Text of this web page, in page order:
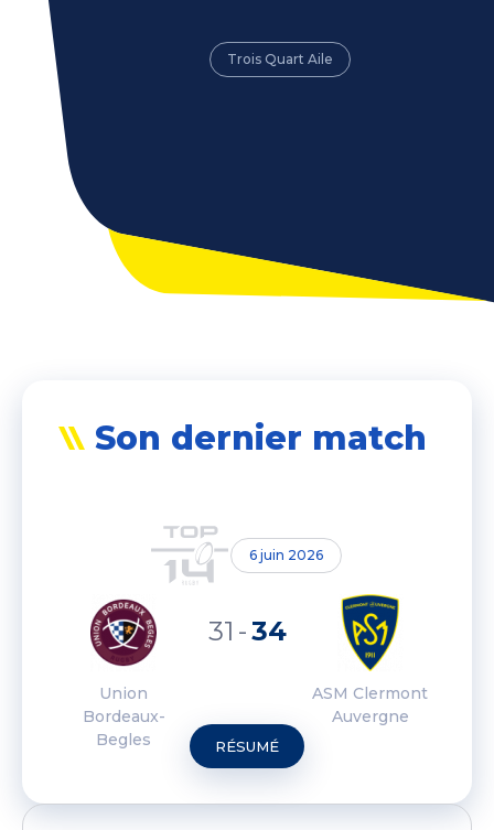
Trois Quart Aile
Son dernier match
6 juin 2026
Union
Bordeaux-
Begles
31 -34
ASM Clermont
Auvergne
RÉSUMÉ